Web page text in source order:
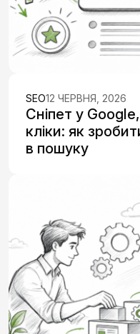
SEO12 ЧЕРВНЯ, 2026
Сніпет у
кліки: як
в пошуку